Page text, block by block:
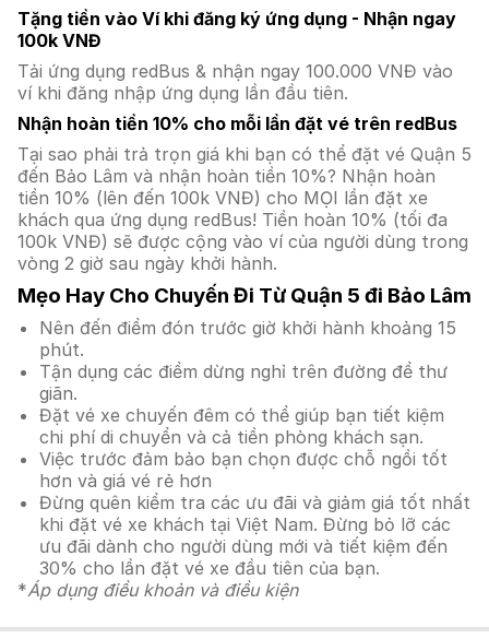
Tặng tiền vào Ví khi đăng ký ứng dụng - Nhận ngay
100k VNĐ
Tải ứng dụng redBus & nhận ngay 100.000 VNĐ vào
ví khi đăng nhập ứng dụng lần đầu tiên.
Nhận hoàn tiền 10% cho mỗi lần đặt vé trên redBus
Tại sao phải trả trọn giá khi bạn có thể đặt vé Quận 5
đến Bảo Lâm và nhận hoàn tiền 10%? Nhận hoàn
tiền 10% (lên đến 100k VNĐ) cho MỌI lần đặt xe
khách qua ứng dụng redBus! Tiền hoàn 10% (tối đa
100k VNĐ) sẽ được cộng vào ví của người dùng trong
vòng 2 giờ sau ngày khởi hành.
Mẹo Hay Cho Chuyến Đi Từ Quận 5 đi Bảo Lâm
Nên đến điểm đón trước giờ khởi hành khoảng 15
phút.
Tận dụng các điểm dừng nghỉ trên đường để thư
giãn.
Đặt vé xe chuyến đêm có thể giúp bạn tiết kiệm
chi phí di chuyển và cả tiền phòng khách sạn.
Việc trước đảm bảo bạn chọn được chỗ ngồi tốt
hơn và giá vé rẻ hơn
Đừng quên kiểm tra các ưu đãi và giảm giá tốt nhất
khi đặt vé xe khách tại Việt Nam. Đừng bỏ lỡ các
ưu đãi dành cho người dùng mới và tiết kiệm đến
30% cho lần đặt vé xe đầu tiên của bạn.
*Áp dụng điều khoản và điều kiện